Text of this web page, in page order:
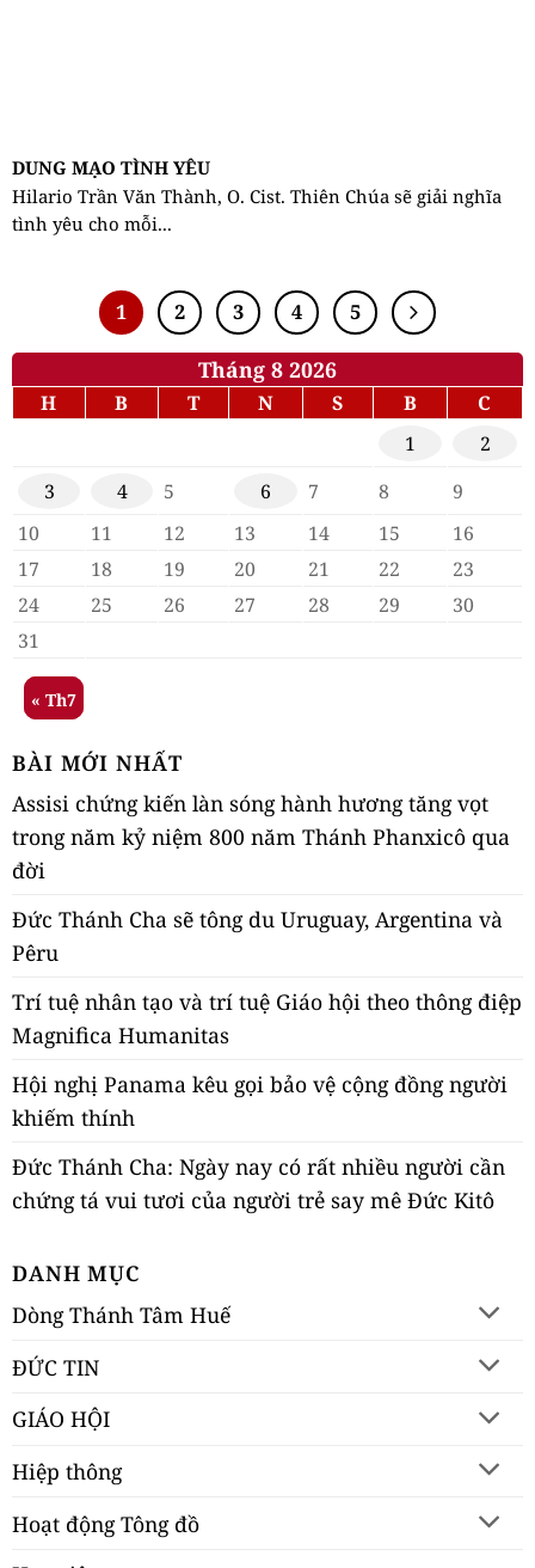
DUNG MẠO TÌNH YÊU
Hilario Trần Văn Thành, O. Cist. Thiên Chúa sẽ giải nghĩa
tình yêu cho mỗi...
1 2 3 4 5
Tháng 8 2026
H B T N S B
C
1
2
3
4 5 6 7 8
9
10
11 12 13 14 15
16
17
18 19 20 21 22
23
24
25 26 27 28 29
30
31
« Th7
BÀI MỚI NHẤT
Assisi chứng kiến làn sóng hành hương tăng vọt
trong năm kỷ niệm 800 năm Thánh Phanxicô qua
đời
Đức Thánh Cha sẽ tông du Uruguay, Argentina và
Pêru
Trí tuệ nhân tạo và trí tuệ Giáo hội theo thông điệp
Magnifica Humanitas
Hội nghị Panama kêu gọi bảo vệ cộng đồng người
khiếm thính
Đức Thánh Cha: Ngày nay có rất nhiều người cần
chứng tá vui tươi của người trẻ say mê Đức Kitô
DANH MỤC
Dòng Thánh Tâm Huế
ĐỨC TIN
GIÁO HỘI
Hiệp thông
Hoạt động Tông đồ